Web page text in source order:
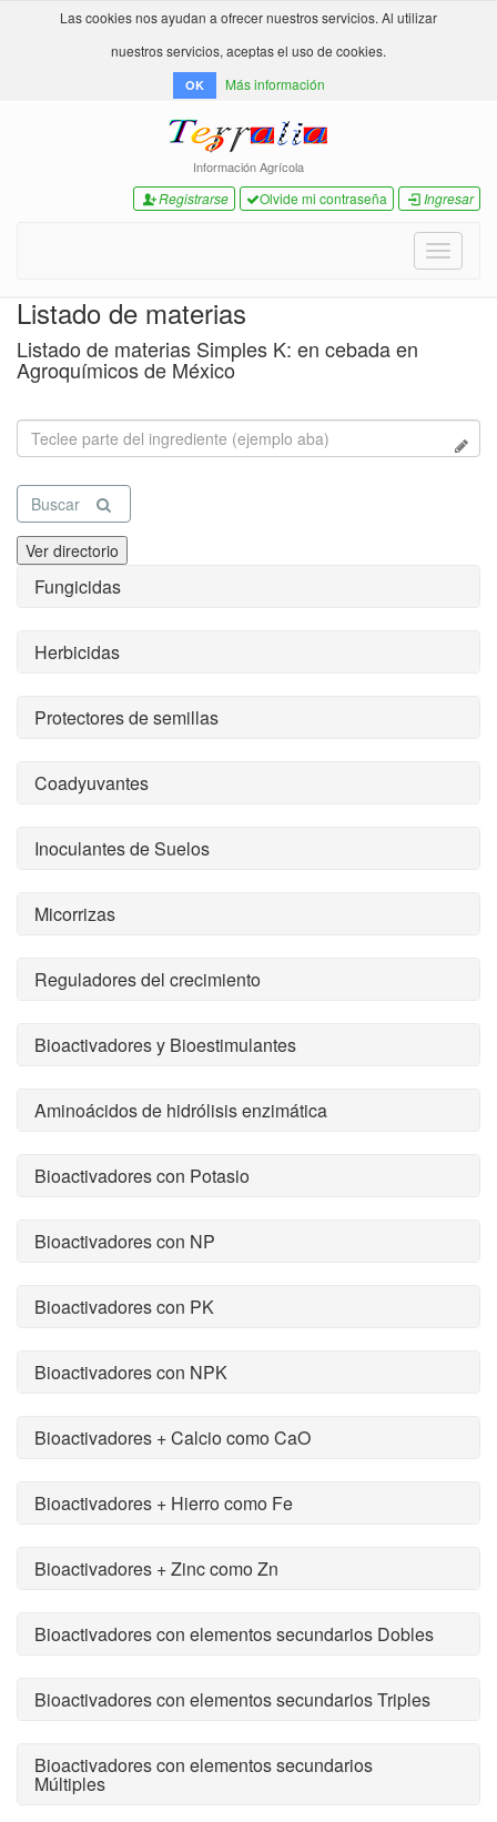
Las cookies nos ayudan a ofrecer nuestros servicios. Al utilizar
nuestros servicios, aceptas el uso de cookies.
OK Más información
Información Agrícola
Registrarse Olvide mi contraseña Ingresar
Toggle
Listado de materias
Listado de materias Simples K: en cebada en
Agroquímicos de México
Buscar
Ver directorio
Fungicidas
Herbicidas
Protectores de semillas
Coadyuvantes
Inoculantes de Suelos
Micorrizas
Reguladores del crecimiento
Bioactivadores y Bioestimulantes
Aminoácidos de hidrólisis enzimática
Bioactivadores con Potasio
Bioactivadores con NP
Bioactivadores con PK
Bioactivadores con NPK
Bioactivadores + Calcio como CaO
Bioactivadores + Hierro como Fe
Bioactivadores + Zinc como Zn
Bioactivadores con elementos secundarios Dobles
Bioactivadores con elementos secundarios Triples
Bioactivadores con elementos secundarios
Múltiples